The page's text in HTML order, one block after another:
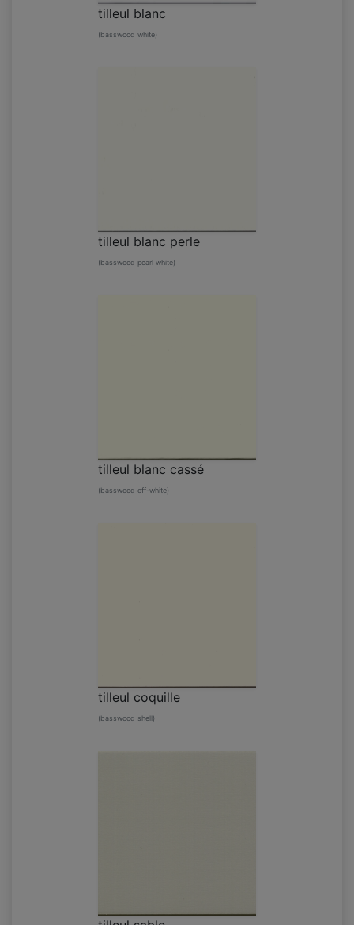
tilleul blanc
(basswood white)
tilleul blanc perle
(basswood pearl white)
tilleul blanc cassé
(basswood off-white)
tilleul coquille
(basswood shell)